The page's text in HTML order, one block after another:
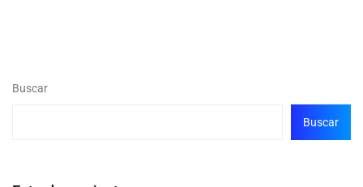
Buscar
Buscar